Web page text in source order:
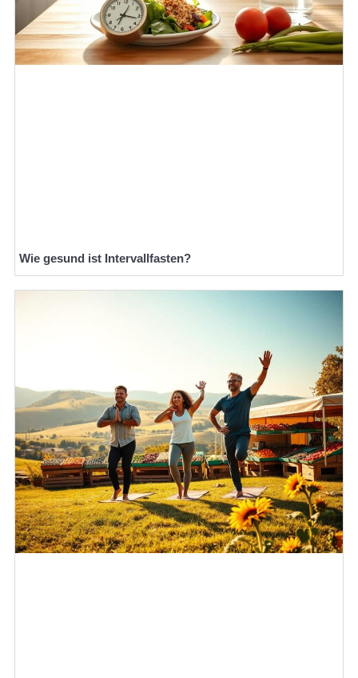
Wie gesund ist Intervallfasten?